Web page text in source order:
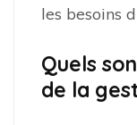
les besoins
Quels
de la